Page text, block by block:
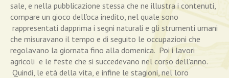
sale, e nella pubblicazione stessa che ne illustra i contenuti,
compare un gioco dell’oca inedito, nel quale sono
rappresentati dapprima i segni naturali e gli strumenti umani
che misuravano il tempo e di seguito le occupazioni che
regolavano la giornata fino alla domenica. Poi i lavori
agricoli e le feste che si succedevano nel corso dell’anno.
Quindi, le età della vita, e infine le stagioni, nel loro